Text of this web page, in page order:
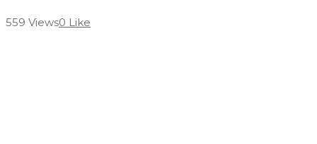
559 Views0 Like